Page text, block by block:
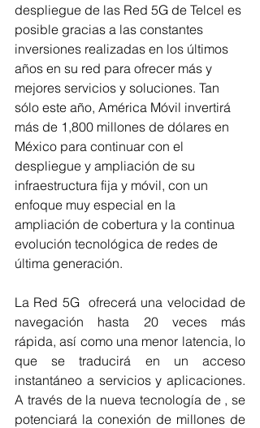
despliegue de las Red 5G de Telcel es
posible gracias a las constantes
inversiones realizadas en los últimos
años en su red para ofrecer más y
mejores servicios y soluciones. Tan
sólo este año, América Móvil invertirá
más de 1,800 millones de dólares en
México para continuar con el
despliegue y ampliación de su
infraestructura fija y móvil, con un
enfoque muy especial en la
ampliación de cobertura y la continua
evolución tecnológica de redes de
última generación.
La Red 5G  ofrecerá una velocidad de
navegación hasta 20 veces más
rápida, así como una menor latencia, lo
que se traducirá en un acceso
instantáneo a servicios y aplicaciones.
A través de la nueva tecnología de , se
potenciará la conexión de millones de